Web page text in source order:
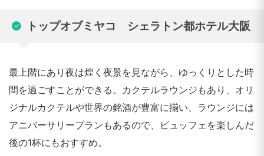
トップオブミヤコ シェラトン都ホテル大阪
最上階にあり夜は煌く夜景を見ながら、ゆっくりとした時
間を過ごすことができる。カクテルラウンジもあり、オリ
ジナルカクテルや世界の銘酒が豊富に揃い、ラウンジには
アニバーサリープランもあるので、ビュッフェを楽しんだ
後の1杯にもおすすめ。